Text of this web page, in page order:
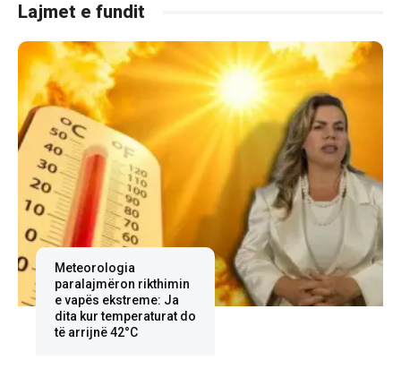
Lajmet e fundit
Meteorologia
paralajmëron rikthimin
e vapës ekstreme: Ja
dita kur temperaturat do
të arrijnë 42°C